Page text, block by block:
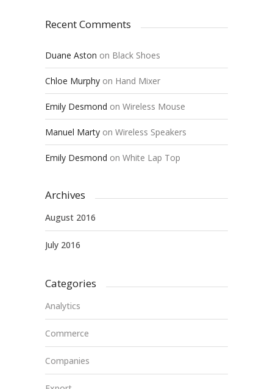
Recent Comments
Duane Aston on Black Shoes
Chloe Murphy on Hand Mixer
Emily Desmond on Wireless Mouse
Manuel Marty on Wireless Speakers
Emily Desmond on White Lap Top
Archives
August 2016
July 2016
Categories
Analytics
Commerce
Companies